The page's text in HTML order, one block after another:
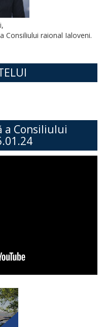
Consiliului raional Ialoveni.
a Consiliului